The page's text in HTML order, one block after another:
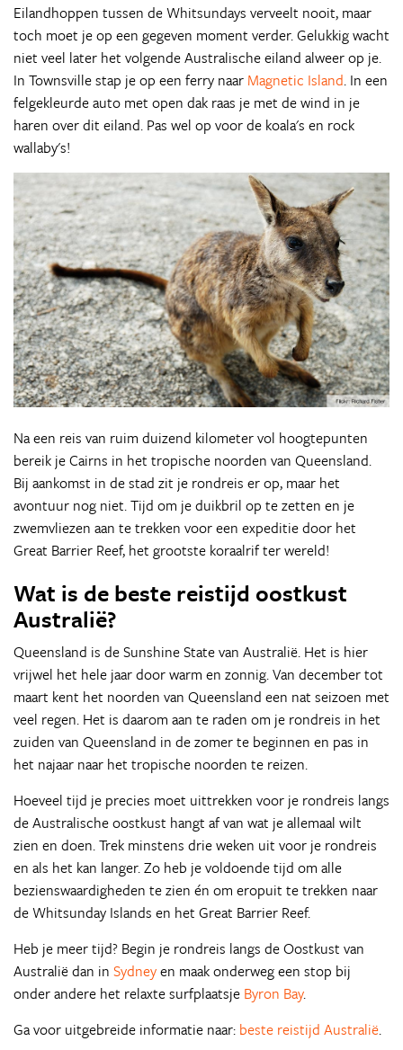
Eilandhoppen tussen de Whitsundays verveelt nooit, maar
toch moet je op een gegeven moment verder. Gelukkig wacht
niet veel later het volgende Australische eiland alweer op je.
In Townsville stap je op een ferry naar Magnetic Island. In een
felgekleurde auto met open dak raas je met de wind in je
haren over dit eiland. Pas wel op voor de koala's en rock
wallaby's!
Na een reis van ruim duizend kilometer vol hoogtepunten
bereik je Cairns in het tropische noorden van Queensland.
Bij aankomst in de stad zit je rondreis er op, maar het
avontuur nog niet. Tijd om je duikbril op te zetten en je
zwemvliezen aan te trekken voor een expeditie door het
Great Barrier Reef, het grootste koraalrif ter wereld!
Wat is de beste reistijd oostkust
Australië?
Queensland is de Sunshine State van Australië. Het is hier
vrijwel het hele jaar door warm en zonnig. Van december tot
maart kent het noorden van Queensland een nat seizoen met
veel regen. Het is daarom aan te raden om je rondreis in het
zuiden van Queensland in de zomer te beginnen en pas in
het najaar naar het tropische noorden te reizen.
Hoeveel tijd je precies moet uittrekken voor je rondreis langs
de Australische oostkust hangt af van wat je allemaal wilt
zien en doen. Trek minstens drie weken uit voor je rondreis
en als het kan langer. Zo heb je voldoende tijd om alle
bezienswaardigheden te zien én om eropuit te trekken naar
de Whitsunday Islands en het Great Barrier Reef.
Heb je meer tijd? Begin je rondreis langs de Oostkust van
Australië dan in Sydneyen maak onderweg een stop bij
onder andere het relaxte surfplaatsje Byron Bay.
Ga voor uitgebreide informatie naar: beste reistijd Australië.